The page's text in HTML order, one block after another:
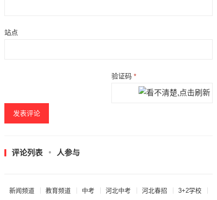
站点
验证码*
评论列表 人参与
新闻频道 教育频道 中考 河北中考 河北春招 3+2学校